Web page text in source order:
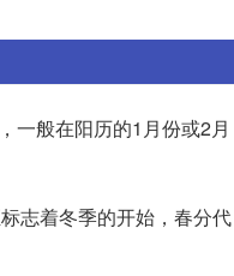
一般在阳历的1月份或2月
志着冬季的开始，春分代